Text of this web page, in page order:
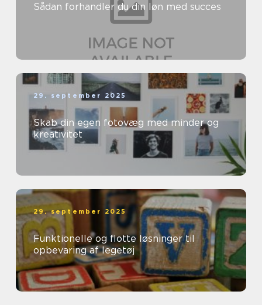
Sådan forhandler du din løn med succes
29. september 2025
Skab din egen fotovæg med minder og
kreativitet
29. september 2025
Funktionelle og flotte løsninger til
opbevaring af legetøj